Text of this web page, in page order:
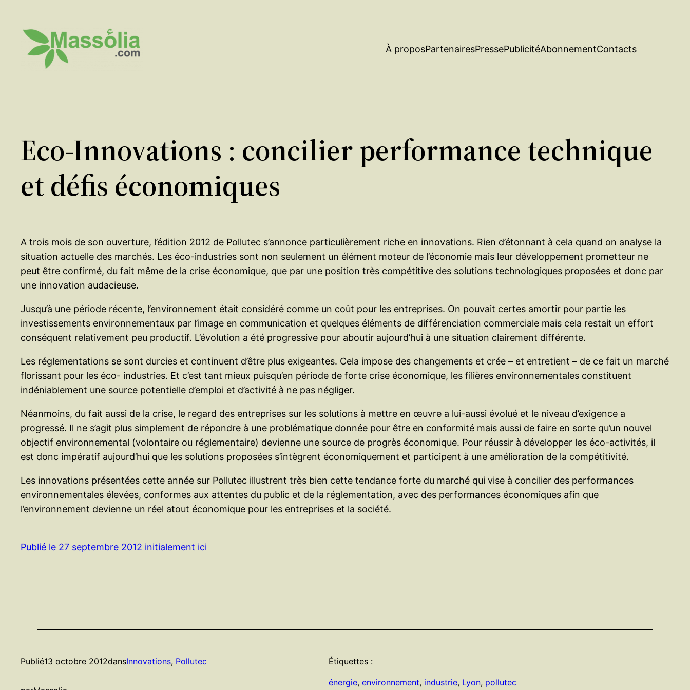
contenu
À proposPartenairesPressePublicitéAbonnementContacts
Eco-Innovations : concilier performance technique
et défis économiques
A trois mois de son ouverture, l’édition 2012 de Pollutec s’annonce particulièrement riche en innovations. Rien d’étonnant à cela quand on analyse la
situation actuelle des marchés. Les éco-industries sont non seulement un élément moteur de l’économie mais leur développement prometteur ne
peut être confirmé, du fait même de la crise économique, que par une position très compétitive des solutions technologiques proposées et donc par
une innovation audacieuse.
Jusqu’à une période récente, l’environnement était considéré comme un coût pour les entreprises. On pouvait certes amortir pour partie les
investissements environnementaux par l’image en communication et quelques éléments de différenciation commerciale mais cela restait un effort
conséquent relativement peu productif. L’évolution a été progressive pour aboutir aujourd’hui à une situation clairement différente.
Les réglementations se sont durcies et continuent d’être plus exigeantes. Cela impose des changements et crée – et entretient – de ce fait un marché
florissant pour les éco- industries. Et c’est tant mieux puisqu’en période de forte crise économique, les filières environnementales constituent
indéniablement une source potentielle d’emploi et d’activité à ne pas négliger.
Néanmoins, du fait aussi de la crise, le regard des entreprises sur les solutions à mettre en œuvre a lui-aussi évolué et le niveau d’exigence a
progressé. Il ne s’agit plus simplement de répondre à une problématique donnée pour être en conformité mais aussi de faire en sorte qu’un nouvel
objectif environnemental (volontaire ou réglementaire) devienne une source de progrès économique. Pour réussir à développer les éco-activités, il
est donc impératif aujourd’hui que les solutions proposées s’intègrent économiquement et participent à une amélioration de la compétitivité.
Les innovations présentées cette année sur Pollutec illustrent très bien cette tendance forte du marché qui vise à concilier des performances
environnementales élevées, conformes aux attentes du public et de la réglementation, avec des performances économiques afin que
l’environnement devienne un réel atout économique pour les entreprises et la société.
Publié le 27 septembre 2012 initialement ici
Publié13 octobre 2012dansInnovations, Pollutec Étiquettes :
énergie, environnement, industrie, Lyon, pollutec